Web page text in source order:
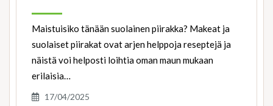
Maistuisiko tänään suolainen piirakka? Makeat ja
suolaiset piirakat ovat arjen helppoja reseptejä ja
näistä voi helposti loihtia oman maun mukaan
erilaisia…
17/04/2025